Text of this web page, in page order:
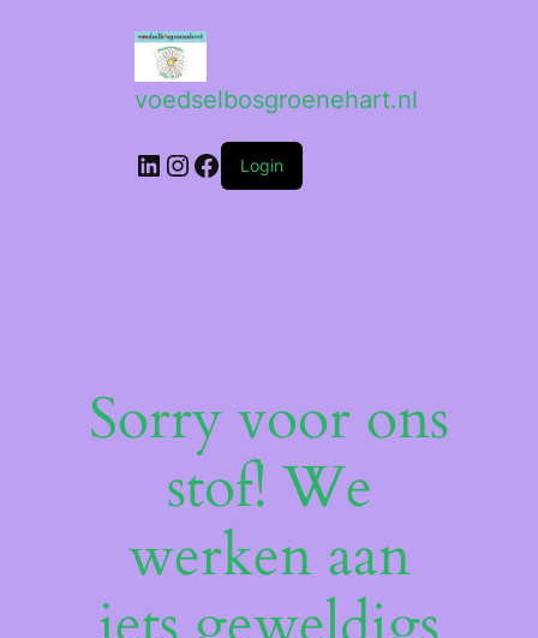
voedselbosgroenehart.nl
LinkedIn
Instagram
Facebook
Login
Sorry voor ons
stof! We
werken aan